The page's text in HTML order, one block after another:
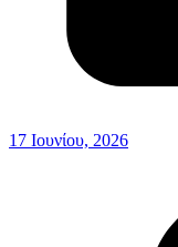
17 Ιουνίου, 2026